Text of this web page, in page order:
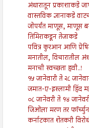
अंधारातून प्रकाशाकडे
वास्तविक ज्ञानाकडे
जोपर्यंत माणूस, माणूस
तिमिराकडून तेजाकडे
पवित्र कुरआन आणि
मनातील, विचारातील
मनाची स्वच्छता हवी..!
१५ जानेवारी ते २८
जमात-ए-इस्लामी हिंद
०८ जानेवरी ते १४
जिओला मरण तर
कर्नाटकात शेतकरी